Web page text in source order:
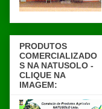
PRODUTOS
COMERCIALIZADO
S NA NATUSOLO -
CLIQUE NA
IMAGEM: